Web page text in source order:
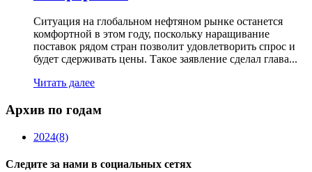
Ситуация на глобальном нефтяном рынке останется
комфортной в этом году, поскольку наращивание
поставок рядом стран позволит удовлетворить спрос и
будет сдерживать цены. Такое заявление сделал глава...
Читать далее
Архив по годам
2024(8)
Следите за нами в социальных сетях